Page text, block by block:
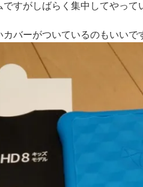
すがしばらく集中してやって
バーがついているのもいいで